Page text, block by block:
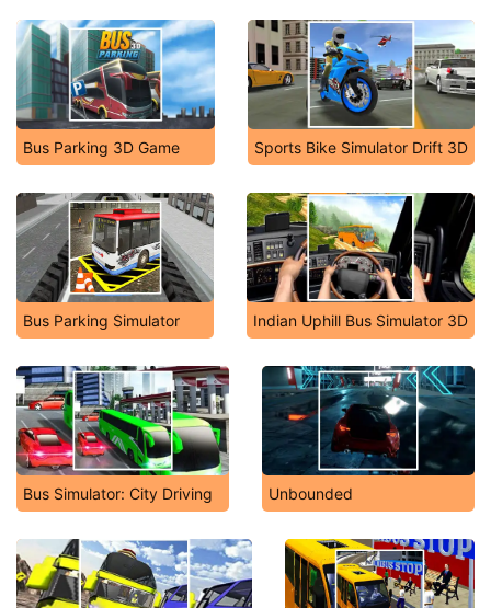
Bus Parking 3D Game Sports Bike Simulator Drift 3D
Bus Parking Simulator Indian Uphill Bus Simulator 3D
Bus Simulator: City Driving Unbounded